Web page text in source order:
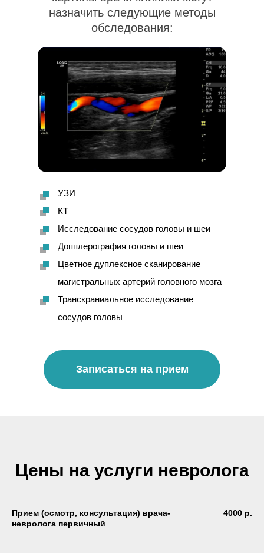
УЗИ
КТ
Исследование сосудов головы и шеи
Допплерография головы и шеи
Цветное дуплексное сканирование
магистральных артерий головного мозга
Транскраниальное исследование
сосудов головы
Записаться на прием
назначить следующие методы
обследования:
Цены на услуги невролога
Прием (осмотр, консультация) врача-
невролога первичный
4000 р.